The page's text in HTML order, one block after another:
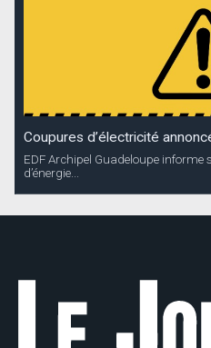
Coupures d’électricité
EDF Archipel Guadeloupe informe
d’énergie...